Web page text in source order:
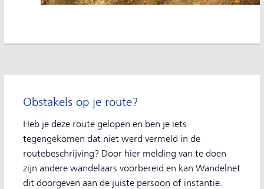
Extra informatie
Obstakels op je route?
Heb je deze route gelopen en ben je iets
tegengekomen dat niet werd vermeld in de
routebeschrijving? Door hier melding van te doen
zijn andere wandelaars voorbereid en kan Wandelnet
dit doorgeven aan de juiste persoon of instantie.